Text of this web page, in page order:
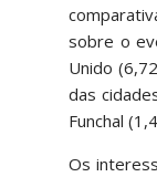
sobre o
Unido
das
Funchal
Os